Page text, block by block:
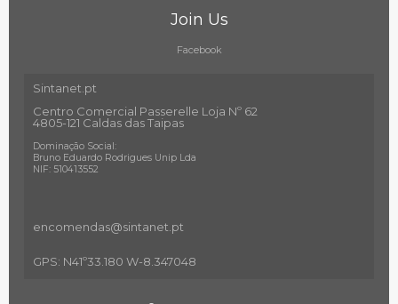
Join Us
Facebook
Sintanet.pt
Centro Comercial Passerelle Loja Nº 62
4805-121 Caldas das Taipas
Dominação Social:
Bruno Eduardo Rodrigues Unip Lda
NIF: 510413552
encomendas@sintanet .pt
GPS: N41º33.180 W-8.347048